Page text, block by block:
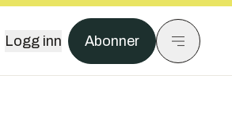
Logg inn Abonner